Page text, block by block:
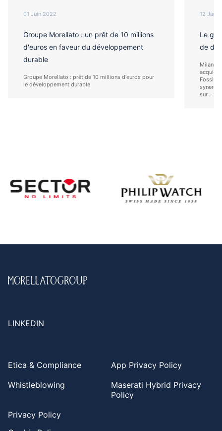
01 Juin 2022
Groupe Morellato : un prêt de 10 millions
d'euros en faveur du développement
durable
Groupe Morellato : prêt de 10 millions d'euros pour
le développement durable.
12
Le
de
Milan,
Fossil
sur...
LINKEDIN
Etica & Compliance
App Privacy Policy
Whistleblowing
Maserati Hybrid Privacy
Policy
Privacy Policy